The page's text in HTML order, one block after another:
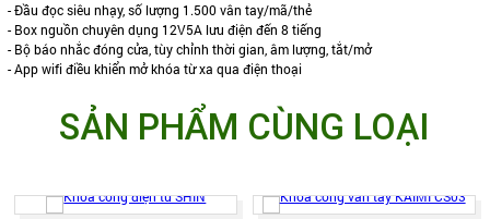
- Đầu đọc siêu nhạy, số lượng 1.500 vân tay/mã/thẻ
- Box nguồn chuyên dụng 12V5A lưu điện đến 8 tiếng
- Bộ báo nhắc đóng cửa, tùy chỉnh thời gian, âm lượng, tắt/mở
- App wifi điều khiển mở khóa từ xa qua điện thoại
SẢN PHẨM CÙNG LOẠI